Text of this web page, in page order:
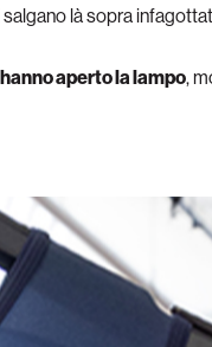
salgano là sopra
aperto la lampo,